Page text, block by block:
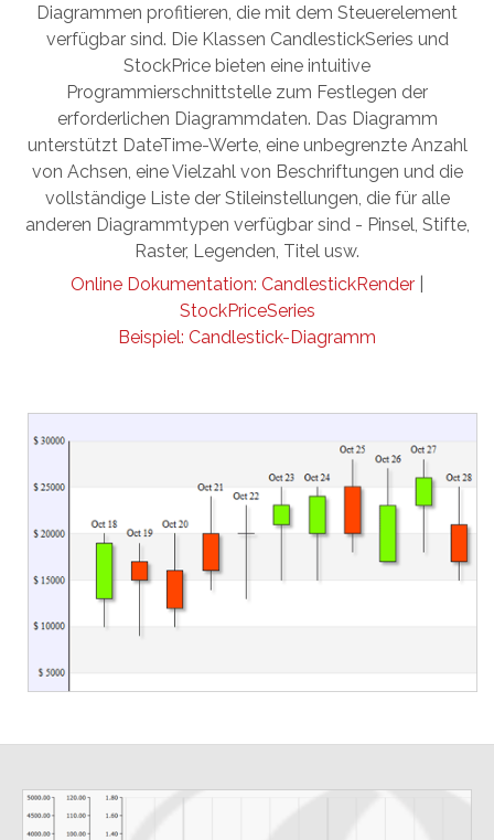
Diagrammen profitieren, die mit dem Steuerelement
verfügbar sind. Die Klassen CandlestickSeries und
StockPrice bieten eine intuitive
Programmierschnittstelle zum Festlegen der
erforderlichen Diagrammdaten. Das Diagramm
unterstützt DateTime-Werte, eine unbegrenzte Anzahl
von Achsen, eine Vielzahl von Beschriftungen und die
vollständige Liste der Stileinstellungen, die für alle
anderen Diagrammtypen verfügbar sind - Pinsel, Stifte,
Raster, Legenden, Titel usw.
Online Dokumentation: CandlestickRender
StockPriceSeries
Beispiel: Candlestick-Diagramm